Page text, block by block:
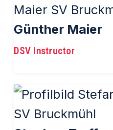
Günther Maier
DSV Instructor